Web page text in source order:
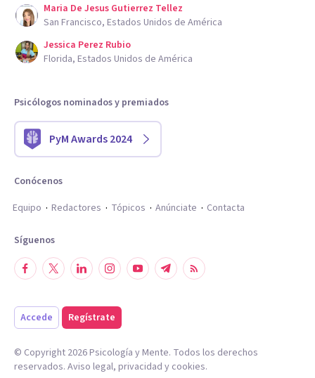
Maria De Jesus Gutierrez Tellez
San Francisco, Estados Unidos de América
Jessica Perez Rubio
Florida, Estados Unidos de América
Psicólogos nominados y premiados
PyM Awards 2024
Conócenos
Equipo
Redactores Tópicos Anúnciate Contacta
Síguenos
Accede Regístrate
© Copyright 2026Psicología y Mente. Todos los derechos
reservados. Aviso legal, privacidad y cookies.